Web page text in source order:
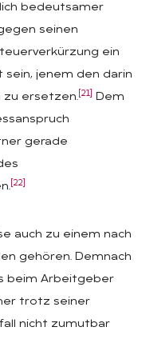
bedeutsamer
seinen
ein
sein, jenem den darin
zu ersetzen. [21]
Dem
gerade
[22]
auch zu einem nach
gehören. Demnach
beim Arbeitgeber
trotz seiner
nicht zumutbar